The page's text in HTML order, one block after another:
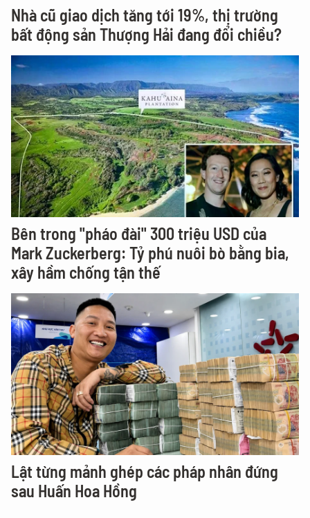
Nhà cũ giao dịch tăng tới 19%, thị trường
bất động sản Thượng Hải đang đổi chiều?
Bên trong "pháo đài" 300 triệu USD của
Mark Zuckerberg: Tỷ phú nuôi bò bằng bia,
xây hầm chống tận thế
Lật từng mảnh ghép các pháp nhân đứng
sau Huấn Hoa Hồng